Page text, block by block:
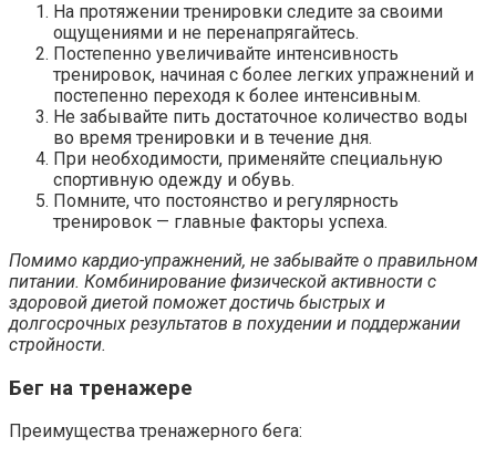
На протяжении тренировки следите за своими
ощущениями и не перенапрягайтесь.
Постепенно увеличивайте интенсивность
тренировок, начиная с более легких упражнений и
постепенно переходя к более интенсивным.
Не забывайте пить достаточное количество воды
во время тренировки и в течение дня.
При необходимости, применяйте специальную
спортивную одежду и обувь.
Помните, что постоянство и регулярность
тренировок — главные факторы успеха.
Помимо кардио-упражнений, не забывайте о правильном
питании. Комбинирование физической активности с
здоровой диетой поможет достичь быстрых и
долгосрочных результатов в похудении и поддержании
стройности.
Бег на тренажере
Преимущества тренажерного бега: